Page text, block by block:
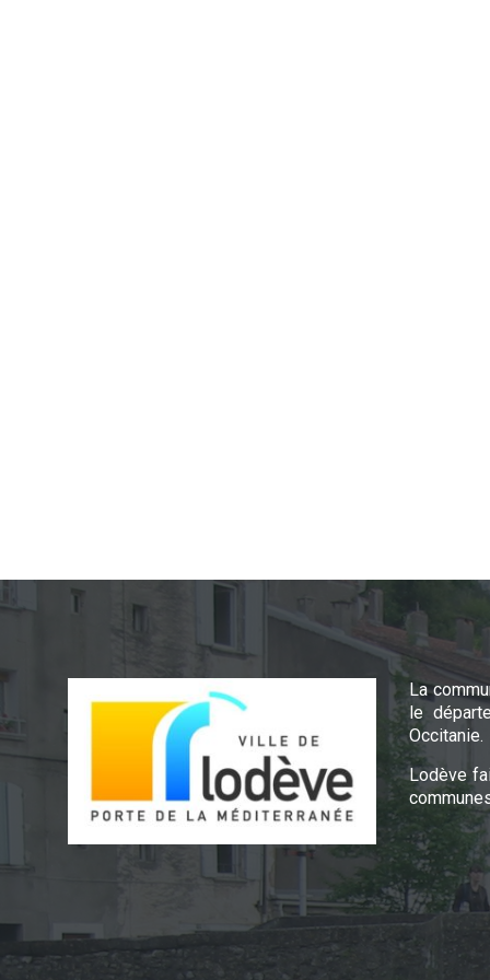
La
le
Occitanie.
Lodève